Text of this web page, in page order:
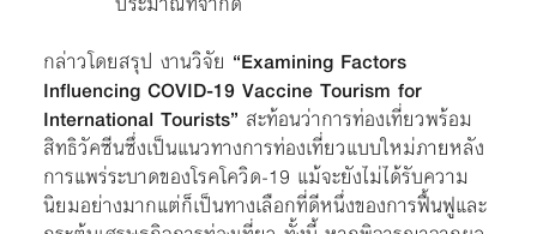
กล่าวโดยสรุป งานวิจัย “Examining Factors
Influencing COVID-19 Vaccine Tourism for
International Tourists” สะท้อนว่าการท่องเที่ยวพร้อม
สิทธิวัคซีนซึ่งเป็นแนวทางการท่องเที่ยวแบบใหม่ภายหลัง
การแพร่ระบาดของโรคโควิด-19 แม้จะยังไม่ได้รับความ
นิยมอย่างมากแต่ก็เป็นทางเลือกที่ดีหนึ่งของการฟื้นฟูและ